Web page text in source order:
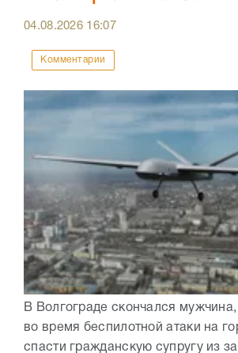
04.08.2026 16:07
Комментарии
В Волгограде скончался
во время беспилотной атаки на
спасти гражданскую супругу из